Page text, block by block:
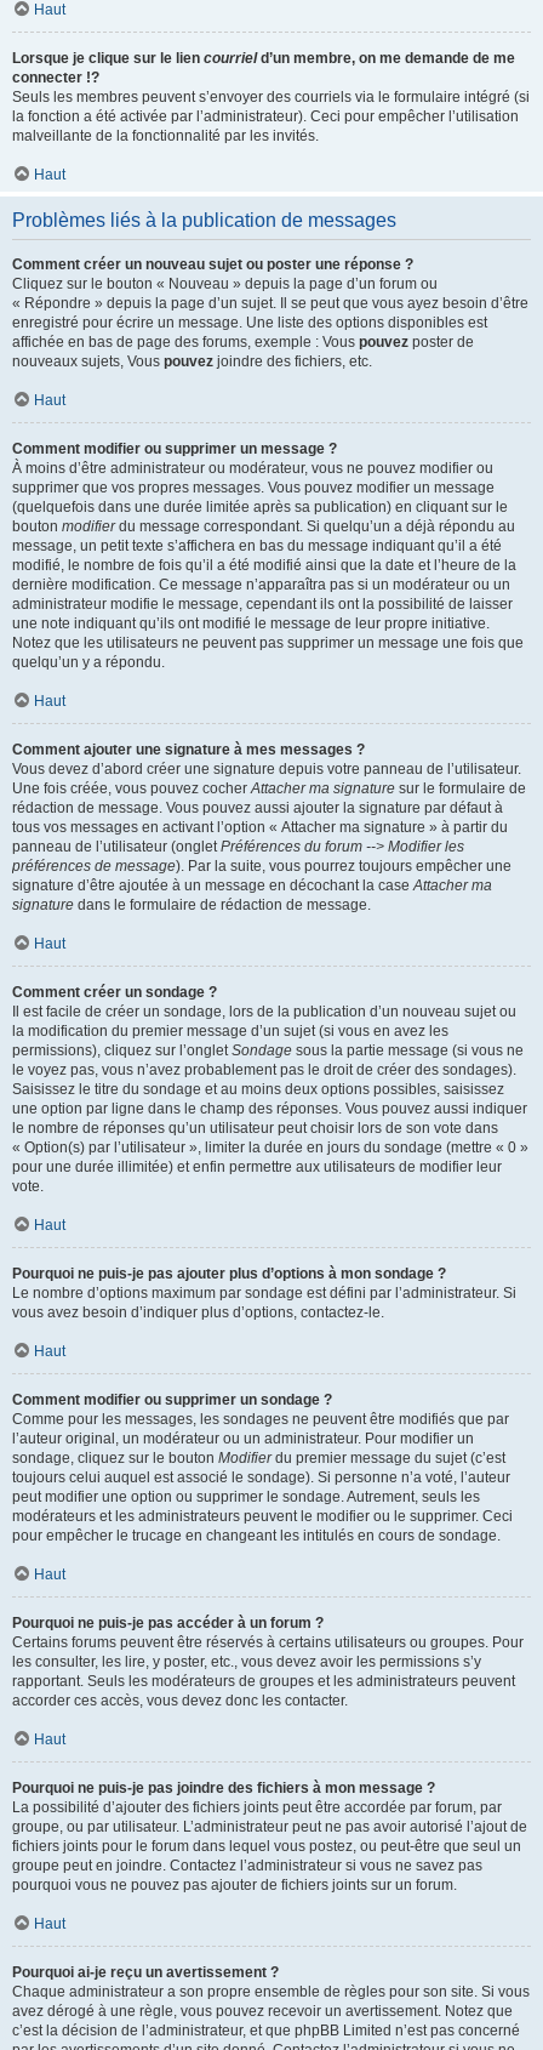
Haut
Lorsque je clique sur le lien courrield’un membre, on me demande de me
connecter !?
Seuls les membres peuvent s’envoyer des courriels via le formulaire intégré (si
la fonction a été activée par l’administrateur). Ceci pour empêcher l’utilisation
malveillante de la fonctionnalité par les invités.
Haut
Problèmes liés à la publication de messages
Comment créer un nouveau sujet ou poster une réponse ?
Cliquez sur le bouton « Nouveau » depuis la page d’un forum ou
« Répondre » depuis la page d’un sujet. Il se peut que vous ayez besoin d’être
enregistré pour écrire un message. Une liste des options disponibles est
affichée en bas de page des forums, exemple : Vous pouvez poster de
nouveaux sujets, Vous pouvez joindre des fichiers, etc.
Haut
Comment modifier ou supprimer un message ?
À moins d’être administrateur ou modérateur, vous ne pouvez modifier ou
supprimer que vos propres messages. Vous pouvez modifier un message
(quelquefois dans une durée limitée après sa publication) en cliquant sur le
bouton modifierdu message correspondant. Si quelqu’un a déjà répondu au
message, un petit texte s’affichera en bas du message indiquant qu’il a été
modifié, le nombre de fois qu’il a été modifié ainsi que la date et l’heure de la
dernière modification. Ce message n’apparaîtra pas si un modérateur ou un
administrateur modifie le message, cependant ils ont la possibilité de laisser
une note indiquant qu’ils ont modifié le message de leur propre initiative.
Notez que les utilisateurs ne peuvent pas supprimer un message une fois que
quelqu’un y a répondu.
Haut
Comment ajouter une signature à mes messages ?
Vous devez d’abord créer une signature depuis votre panneau de l’utilisateur.
Une fois créée, vous pouvez cocherAttacher ma signature sur le formulaire de
rédaction de message. Vous pouvez aussi ajouter la signature par défaut à
tous vos messages en activant l’option « Attacher ma signature » à partir du
panneau de l’utilisateur (ongletPréférences du forum --> Modifier les
préférences de message). Par la suite, vous pourrez toujours empêcher une
signature d’être ajoutée à un message en décochant la caseAttacher ma
signature dans le formulaire de rédaction de message.
Haut
Comment créer un sondage ?
Il est facile de créer un sondage, lors de la publication d’un nouveau sujet ou
la modification du premier message d’un sujet (si vous en avez les
permissions), cliquez sur l’ongletSondage sous la partie message (si vous ne
le voyez pas, vous n’avez probablement pas le droit de créer des sondages).
Saisissez le titre du sondage et au moins deux options possibles, saisissez
une option par ligne dans le champ des réponses. Vous pouvez aussi indiquer
le nombre de réponses qu’un utilisateur peut choisir lors de son vote dans
« Option(s) par l’utilisateur », limiter la durée en jours du sondage (mettre « 0 »
pour une durée illimitée) et enfin permettre aux utilisateurs de modifier leur
vote.
Haut
Pourquoi ne puis-je pas ajouter plus d’options à mon sondage ?
Le nombre d’options maximum par sondage est défini par l’administrateur. Si
vous avez besoin d’indiquer plus d’options, contactez-le.
Haut
Comment modifier ou supprimer un sondage ?
Comme pour les messages, les sondages ne peuvent être modifiés que par
l’auteur original, un modérateur ou un administrateur. Pour modifier un
sondage, cliquez sur le bouton Modifierdu premier message du sujet (c’est
toujours celui auquel est associé le sondage). Si personne n’a voté, l’auteur
peut modifier une option ou supprimer le sondage. Autrement, seuls les
modérateurs et les administrateurs peuvent le modifier ou le supprimer. Ceci
pour empêcher le trucage en changeant les intitulés en cours de sondage.
Haut
Pourquoi ne puis-je pas accéder à un forum ?
Certains forums peuvent être réservés à certains utilisateurs ou groupes. Pour
les consulter, les lire, y poster, etc., vous devez avoir les permissions s’y
rapportant. Seuls les modérateurs de groupes et les administrateurs peuvent
accorder ces accès, vous devez donc les contacter.
Haut
Pourquoi ne puis-je pas joindre des fichiers à mon message ?
La possibilité d’ajouter des fichiers joints peut être accordée par forum, par
groupe, ou par utilisateur. L’administrateur peut ne pas avoir autorisé l’ajout de
fichiers joints pour le forum dans lequel vous postez, ou peut-être que seul un
groupe peut en joindre. Contactez l’administrateur si vous ne savez pas
pourquoi vous ne pouvez pas ajouter de fichiers joints sur un forum.
Haut
Pourquoi ai-je reçu un avertissement ?
Chaque administrateur a son propre ensemble de règles pour son site. Si vous
avez dérogé à une règle, vous pouvez recevoir un avertissement. Notez que
c’est la décision de l’administrateur, et que phpBB Limited n’est pas concerné